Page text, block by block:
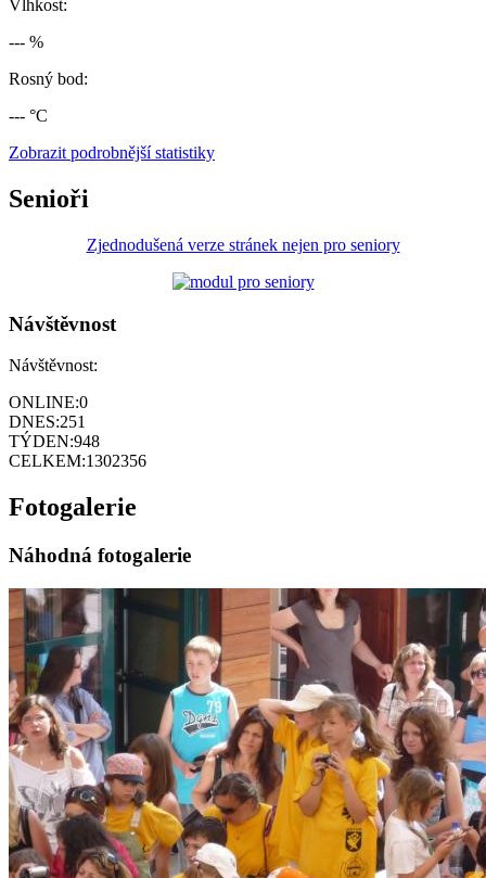
Vlhkost:
--- %
Rosný bod:
--- °C
Zobrazit podrobnější statistiky
Senioři
Zjednodušená verze stránek nejen pro seniory
Návštěvnost
Návštěvnost:
ONLINE:0
DNES:251
TÝDEN:948
CELKEM:1302356
Fotogalerie
Náhodná fotogalerie